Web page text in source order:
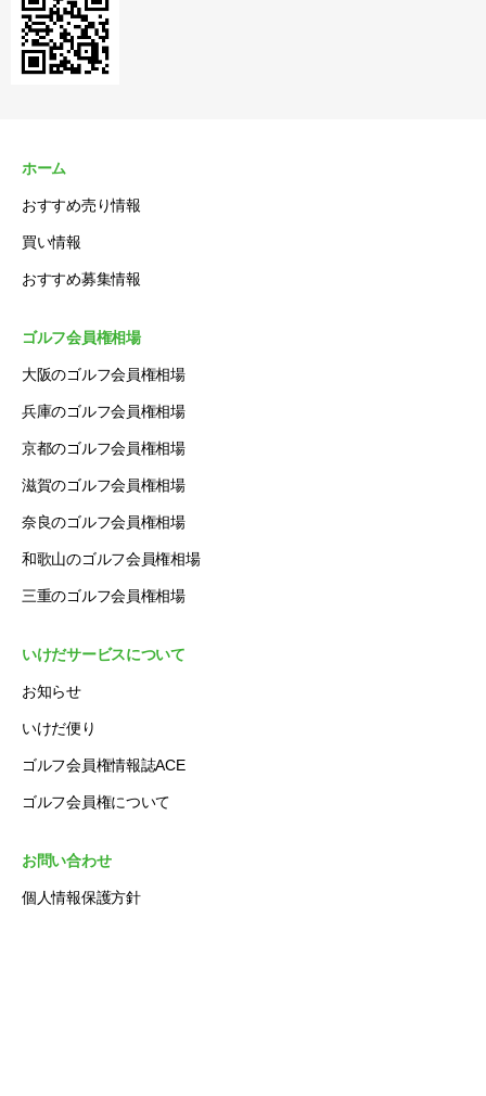
ホーム
おすすめ売り情報
買い情報
おすすめ募集情報
ゴルフ会員権相場
大阪のゴルフ会員権相場
兵庫のゴルフ会員権相場
京都のゴルフ会員権相場
滋賀のゴルフ会員権相場
奈良のゴルフ会員権相場
和歌山のゴルフ会員権相場
三重のゴルフ会員権相場
いけだサービスについて
お知らせ
いけだ便り
ゴルフ会員権情報誌ACE
ゴルフ会員権について
お問い合わせ
個人情報保護方針